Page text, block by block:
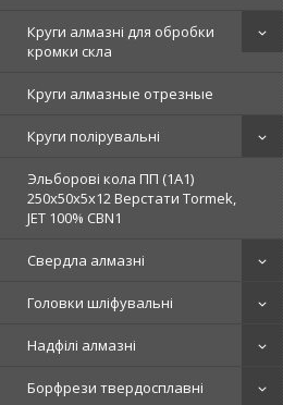
Круги алмазні для обробки
кромки скла
Круги алмазные отрезные
Круги полірувальні
Эльборові кола ПП (1А1)
250х50х5х12 Верстати Tormek,
JET 100% СВN1
Свердла алмазні
Головки шліфувальні
Надфілі алмазні
Борфрези твердосплавні